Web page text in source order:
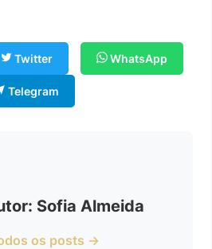
Twitter WhatsApp
Telegram
Sofia Almeida
os posts →